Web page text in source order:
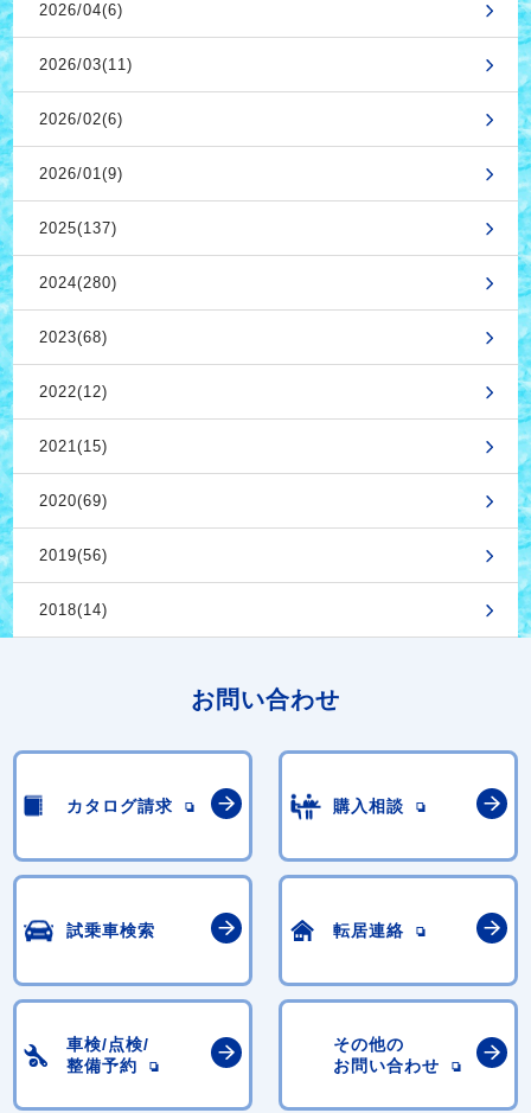
2026/04(6)
2026/03(11)
2026/02(6)
2026/01(9)
2025(137)
2024(280)
2023(68)
2022(12)
2021(15)
2020(69)
2019(56)
2018(14)
お問い合わせ
カタログ請求 購入相談
試乗車検索 転居連絡
車検/点検/
整備予約
その他の
お問い合わせ